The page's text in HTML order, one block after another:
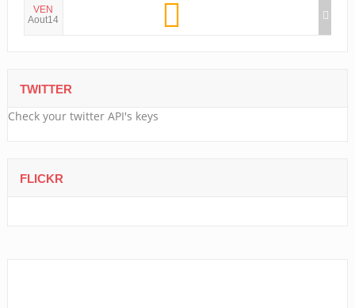
VEN
Aout14
TWITTER
Check your twitter API's keys
FLICKR